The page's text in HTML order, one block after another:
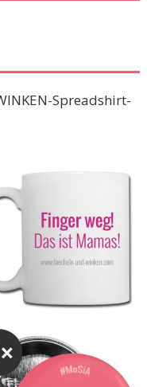
Spreadshirt-